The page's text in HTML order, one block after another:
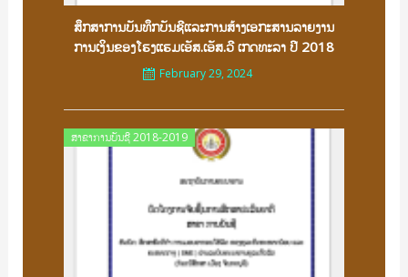
ສຶກສາການບັນທຶກບັນຊີແລະການສ້າງເອກະສານລາຍງານ
ການເງິນຂອງໂຮງແຮມເອັສ.ເອັສ.ວີ ເກດທະລາ ປີ 2018
February 29, 2024
ສາຂາການບັນຊີ 2018-2019
Posted
on